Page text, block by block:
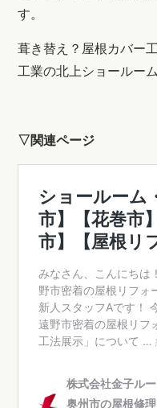
す。
葺き替え？屋根カバー
工業の北上ショールー
▽関連ページ